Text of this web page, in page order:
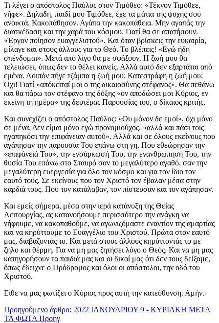
Τι λέγει ο απόστολος Παύλος στον Τιμόθεο: «Τέκνον Τιμόθεε,
νήφε». Δηλαδή, παιδί μου Τιμόθεε, έχε τα μάτια της ψυχής σου
ανοικτά. Κακοπάθησον. Αγάπα την κακοπάθεια. Μην αγαπάς την
διασκέδαση και την χαρά του κόσμου. Γιατί θα σε απατήσουν.
«Έργον ποίησον ευαγγελιστού». Και όταν βρίσκεις την ευκαιρία,
μίλαγε και στους άλλους για το Θεό. Το βλέπεις! «Εγώ ήδη
σπένδομαι». Μετά από λίγο θα με σφάξουν. Η ζωή μου θα
τελειώσει, όπως δεν το θέλει κανείς. Αλλά αυτό δεν εξαρτάται από
εμένα. Λοιπόν πήγε τζάμπα η ζωή μου; Κατεστράφη η ζωή μου;
Όχι! Γιατί «απόκειταί μοι ο της δικαιοσύνης στέφανος». Θα πεθάνω
και θα πάρω τον στέφανο της δόξης «ον αποδώσει μοι Κύριος, εν
εκείνη τη ημέρα» της δευτέρας Παρουσίας του, ο δίκαιος κριτής.
Και συνεχίζει ο απόστολος Παύλος: «Ου μόνον δε εμοί», όχι μόνο
σε μένα. Δεν είμαι μόνο εγώ προνομιούχος, «αλλά και πάσι τοις
ηγαπηκόσι την επιφάνειαν αυτού». Αλλά και σε όλους εκείνους που
αγάπησαν την παρουσία Του επάνω στη γη. Που εθεώρησαν την
«επιφάνειά Του», την ενσάρκωσή Του, την ενανθρώπησή Του, την
θυσία Του επάνω στο Σταυρό σαν το μεγαλύτερο αγαθό, σαν την
μεγαλύτερη ευεργεσία για όλο τον κόσμο και για τον ίδιο τον
εαυτό τους. Σε εκείνους που τον Χριστό τον έβαλαν μέσα στην
καρδιά τους. Που τον κατάλαβαν, τον πίστευσαν και τον αγάπησαν.
Και εμείς σήμερα, μέσα στην ιερά κατάνυξη της Θείας
Λειτουργίας, ας κατανοήσουμε περισσότερο την ανάγκη να
νήφουμε, να κακοπαθούμε, να αγωνιζόμαστε εναντίον της αμαρτίας
και να κηρύττουμε το Ευαγγέλιο του Χριστού. Πρώτα στον εαυτό
μας, διαβάζοντάς το. Και μετά στους άλλους κηρύττοντάς το με
ζήλο και θέρμη. Για να μη μας ζητήσει λόγο ο Θεός. Και να μη μας
κατηγορήσουν τα παιδιά μας και οι δικοί μας ότι δεν τους δείξαμε,
όπως έδειχνε ο Πρόδρομος και όλοι οι απόστολοι, την οδό του
Χριστού.
Είθε να μας φωτίζει ο Κύριος προς αυτή την κατεύθυνση. Αμήν.-
Προηγούμενο άρθρο: 2022 ΙΑΝΟΥΑΡΙΟΥ 9 - ΚΥΡΙΑΚΗ ΜΕΤΑ
ΤΑ ΦΩΤΑ Προηγ